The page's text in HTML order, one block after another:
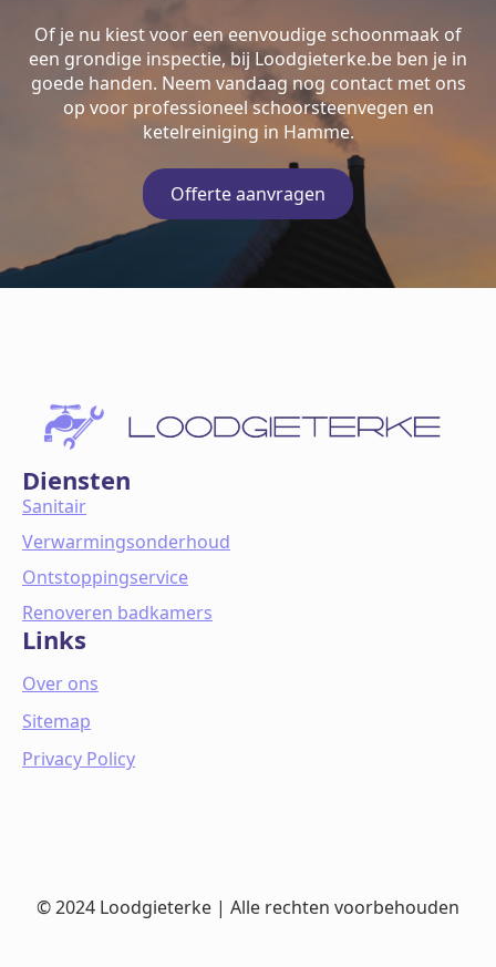
Of je nu kiest voor een eenvoudige schoonmaak of
een grondige inspectie, bij Loodgieterke.be ben je in
goede handen. Neem vandaag nog contact met ons
op voor professioneel schoorsteenvegen en
ketelreiniging in Hamme.
Offerte aanvragen
Diensten
Sanitair
Verwarmingsonderhoud
Ontstoppingservice
Renoveren badkamers
Links
Over ons
Sitemap
Privacy Policy
© 2024 Loodgieterke | Alle rechten voorbehouden